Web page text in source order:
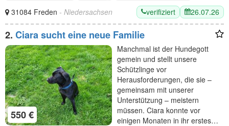
31084 Freden - Niedersachsen verifiziert 26.07.26
2. Ciara sucht eine neue Familie
550 €
Manchmal ist der Hundegott
gemein und stellt unsere
Schützlinge vor
Herausforderungen, die sie –
gemeinsam mit unserer
Unterstützung – meistern
müssen. Ciara konnte vor
einigen Monaten in ihr erstes…